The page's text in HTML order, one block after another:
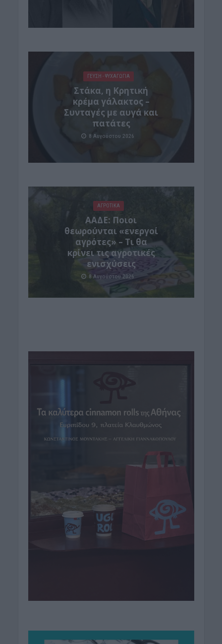
ΓΕΎΣΗ - ΨΥΧΑΓΩΓΊΑ
Στάκα, η Κρητική
κρέμα γάλακτος –
Συνταγές με αυγά και
πατάτες
8 Αυγούστου 2026
ΑΓΡΟΤΙΚΑ
ΑΑΔΕ: Ποιοι
θεωρούνται «ενεργοί
αγρότες» – Τι θα
κρίνει τις αγροτικές
ενισχύσεις
8 Αυγούστου 2026